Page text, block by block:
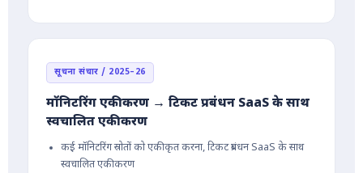
सूचना संचार / 2025–26
मॉनिटरिंग एकीकरण → टिकट प्रबंधन SaaS के साथ
स्वचालित एकीकरण
कई मॉनिटरिंग स्रोतों को एकीकृत करना, टिकट प्रबंधन SaaS के साथ
स्वचालित एकीकरण